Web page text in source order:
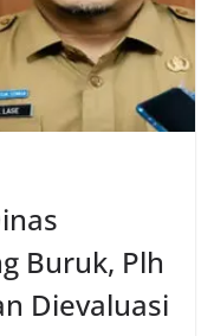
Buruk, Plh
Dievaluasi